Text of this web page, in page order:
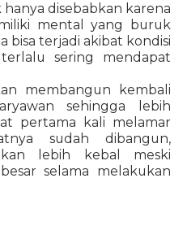
disebabkan karena
mental yang buruk
bisa terjadi akibat kondisi
sering mendapat
membangun kembali
sehingga lebih
pertama kali melamar
sudah dibangun,
lebih kebal meski
selama melakukan